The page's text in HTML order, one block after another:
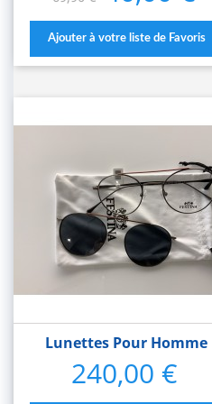
base
Ajouter à votre liste de Favoris
Lunettes Pour Homme
Prix
240,00 €